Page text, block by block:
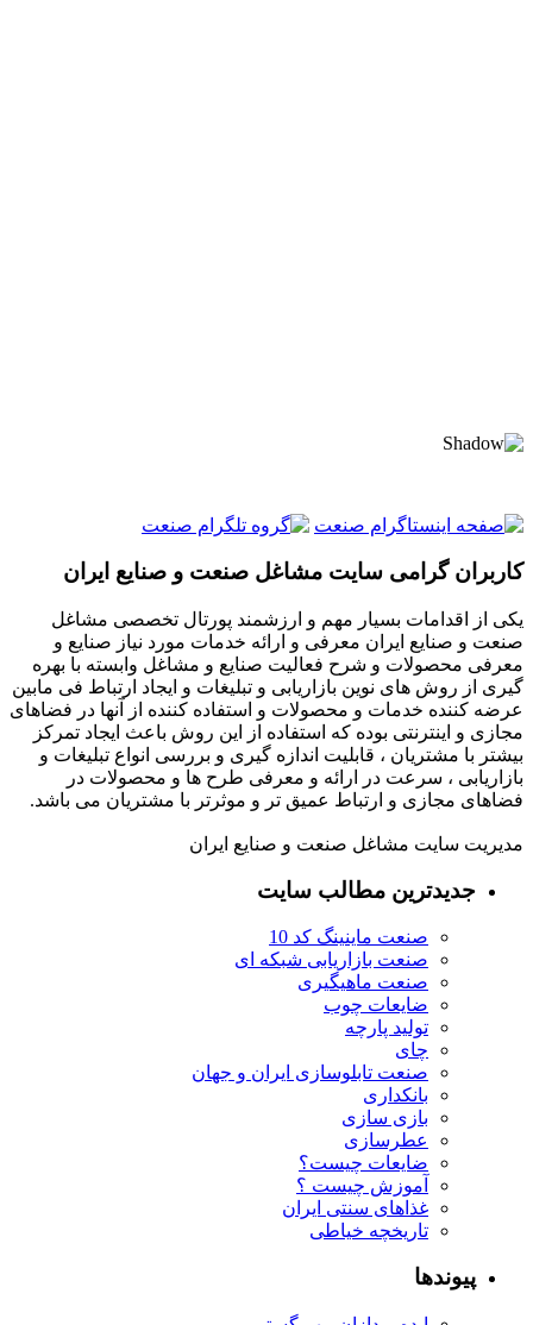
کاربران گرامی سایت مشاغل صنعت و صنایع ایران
یکی از اقدامات بسیار مهم و ارزشمند پورتال تخصصی مشاغل
صنعت و صنایع ایران معرفی و ارائه خدمات مورد نیاز صنایع و
معرفی محصولات و شرح فعالیت صنایع و مشاغل وابسته با بهره
گیری از روش های نوین بازاریابی و تبلیغات و ایجاد ارتباط فی مابین
عرضه کننده خدمات و محصولات و استفاده کننده از آنها در فضاهای
مجازی و اینترنتی بوده که استفاده از این روش باعث ایجاد تمرکز
بیشتر با مشتریان ، قابلیت اندازه گیری و بررسی انواع تبلیغات و
بازاریابی ، سرعت در ارائه و معرفی طرح ها و محصولات در
فضاهای مجازی و ارتباط عمیق تر و موثرتر با مشتریان می باشد.
مدیریت سایت مشاغل صنعت و صنایع ایران
جدیدترین مطالب سایت
صنعت ماینینگ کد 10
صنعت بازاریابی شبکه ای
صنعت ماهیگیری
ضایعات چوب
تولید پارچه
چای
صنعت تابلوسازی ایران و جهان
بانکداری
بازی سازی
عطرسازی
ضایعات چیست؟
آموزش چیست ؟
غذاهای سنتی ایران
تاریخچه خیاطی
پیوندها